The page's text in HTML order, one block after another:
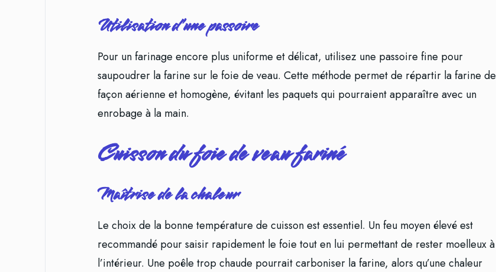
Utilisation d’une passoire
Pour un farinage encore plus uniforme et délicat, utilisez une passoire fine pour
saupoudrer la farine sur le foie de veau. Cette méthode permet de répartir la farine de
façon aérienne et homogène, évitant les paquets qui pourraient apparaître avec un
enrobage à la main.
Cuisson du foie de veau fariné
Maîtrise de la chaleur
Le choix de la bonne température de cuisson est essentiel. Un feu moyen élevé est
recommandé pour saisir rapidement le foie tout en lui permettant de rester moelleux à
l’intérieur. Une poêle trop chaude pourrait carboniser la farine, alors qu’une chaleur